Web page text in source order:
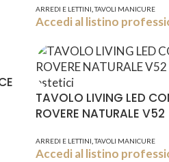
ARREDI E LETTINI TAVOLI MANICURE
Accedi al listino
TAVOLO LIVING LED
ROVERE NATURALE V52
ARREDI E LETTINI TAVOLI MANICURE
Accedi al listino